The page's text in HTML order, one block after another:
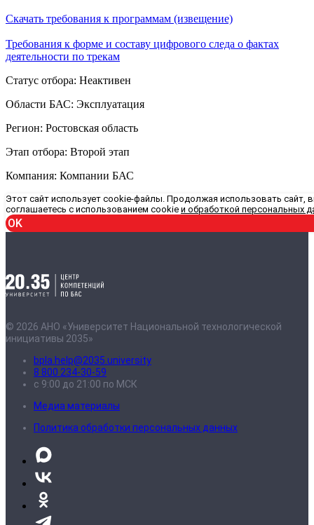
Скачать требования к программам (извещение)
Требования к форме и составу цифрового следа о фактах
деятельности по трекам
Статус отбора: Неактивен
Области БАС: Эксплуатация
Регион: Ростовская область
Этап отбора: Второй этап
Компания: Компании БАС
Этот сайт использует cookie-файлы. Продолжая использовать сайт,
соглашаетесь с использованием cookie и обработкой персональных
OK
© 2026 АНО «Университет Национальной технологической
инициативы 2035»
bpla.help@2035.university
8 800 234-30-59
с 9:00 до 21:00 по МСК
Медиа материалы
Политика обработки персональных данных